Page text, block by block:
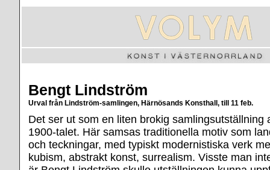
Bengt Lindström
Urval från Lindström-samlingen, Härnösands Konsthall, till 11 feb.
Det ser ut som en liten brokig samlingsutställning
1900-talet. Här samsas traditionella motiv som
och teckningar, med typiskt modernistiska verk
kubism, abstrakt konst, surrealism. Visste man